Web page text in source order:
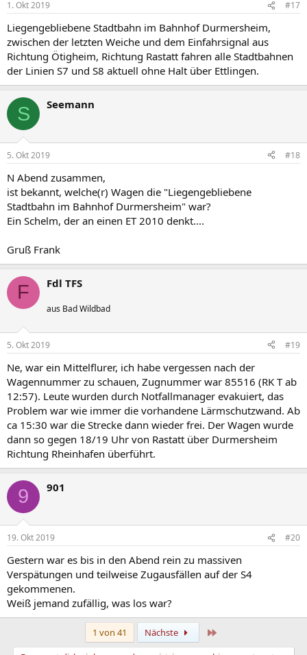
n
1. Okt 2019 #17
Liegengebliebene Stadtbahn im Bahnhof Durmersheim,
zwischen der letzten Weiche und dem Einfahrsignal aus
Richtung Ötigheim, Richtung Rastatt fahren alle Stadtbahnen
der Linien S7 und S8 aktuell ohne Halt über Ettlingen.
S Seemann
5. Okt 2019 #18
N Abend zusammen,
ist bekannt, welche(r) Wagen die "Liegengebliebene
Stadtbahn im Bahnhof Durmersheim" war?
Ein Schelm, der an einen ET 2010 denkt....
Gruß Frank
F Fdl TFS
aus Bad Wildbad
5. Okt 2019 #19
Ne, war ein Mittelflurer, ich habe vergessen nach der
Wagennummer zu schauen, Zugnummer war 85516 (RK T ab
12:57). Leute wurden durch Notfallmanager evakuiert, das
Problem war wie immer die vorhandene Lärmschutzwand. Ab
ca 15:30 war die Strecke dann wieder frei. Der Wagen wurde
dann so gegen 18/19 Uhr von Rastatt über Durmersheim
Richtung Rheinhafen überführt.
9 901
19. Okt 2019 #20
Gestern war es bis in den Abend rein zu massiven
Verspätungen und teilweise Zugausfällen auf der S4
gekommenen.
Weiß jemand zufällig, was los war?
1 von 41 Nächste